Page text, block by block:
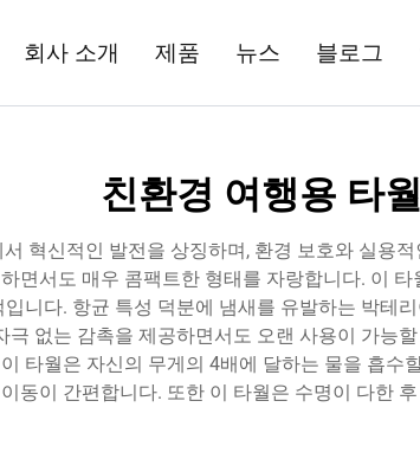
회사 소개 제품 뉴스 블로그
친환경 여행용 타월
혁신적인 발전을 상징하며, 환경 보호와 실용
면서도 매우 콤팩트한 형태를 자랑합니다. 이
니다. 항균 특성 덕분에 냄새를 유발하는 박테
없는 감촉을 제공하면서도 오랜 사용이 가능
타월은 자신의 무게의 4배에 달하는 물을 흡
동이 간편합니다. 또한 이 타월은 수명이 다한